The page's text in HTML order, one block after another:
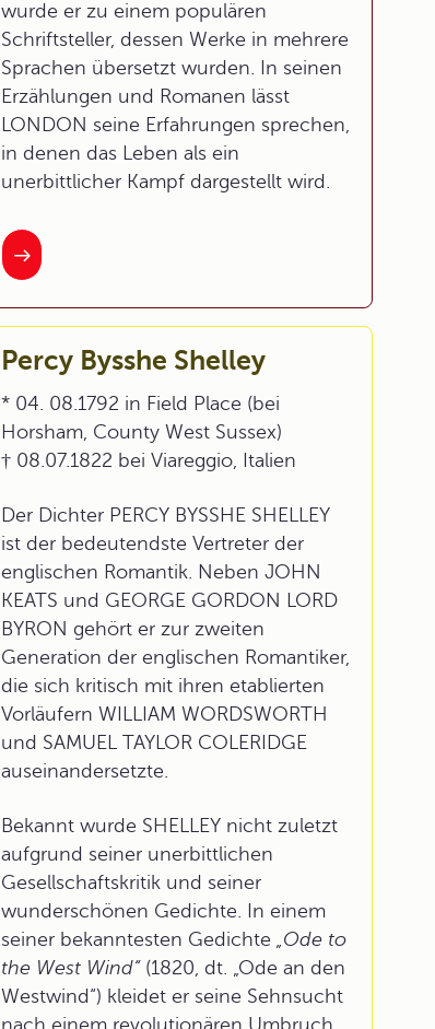
wurde er zu einem populären
Schriftsteller, dessen Werke in mehrere
Sprachen übersetzt wurden. In seinen
Erzählungen und Romanen lässt
LONDON seine Erfahrungen sprechen,
in denen das Leben als ein
unerbittlicher Kampf dargestellt wird.
Percy Bysshe Shelley
* 04. 08.1792 in Field Place (bei
Horsham, County West Sussex)
† 08.07.1822 bei Viareggio, Italien
Der Dichter PERCY BYSSHE SHELLEY
ist der bedeutendste Vertreter der
englischen Romantik. Neben JOHN
KEATS und GEORGE GORDON LORD
BYRON gehört er zur zweiten
Generation der englischen Romantiker,
die sich kritisch mit ihren etablierten
Vorläufern WILLIAM WORDSWORTH
und SAMUEL TAYLOR COLERIDGE
auseinandersetzte.
Bekannt wurde SHELLEY nicht zuletzt
aufgrund seiner unerbittlichen
Gesellschaftskritik und seiner
wunderschönen Gedichte. In einem
seiner bekanntesten Gedichte „Ode to
the West Wind“ (1820, dt. „Ode an den
Westwind“) kleidet er seine Sehnsucht
nach einem revolutionären Umbruch